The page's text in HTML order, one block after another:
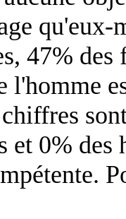
qu'eux-
47% des
l'homme
et 0% des